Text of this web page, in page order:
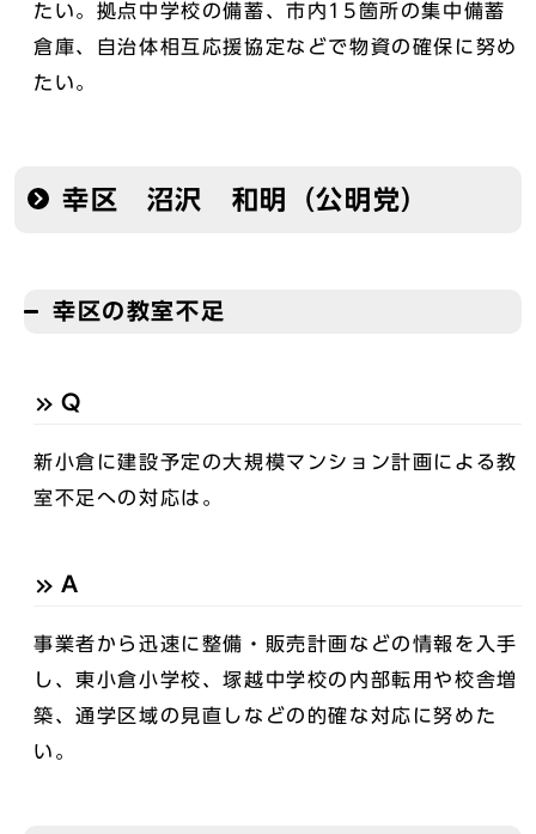
たい。拠点中学校の備蓄、市内15箇所の集中備蓄
倉庫、自治体相互応援協定などで物資の確保に努め
たい。
幸区 沼沢 和明（公明党）
幸区の教室不足
Q
新小倉に建設予定の大規模マンション計画による教
室不足への対応は。
A
事業者から迅速に整備・販売計画などの情報を入手
し、東小倉小学校、塚越中学校の内部転用や校舎増
築、通学区域の見直しなどの的確な対応に努めた
い。